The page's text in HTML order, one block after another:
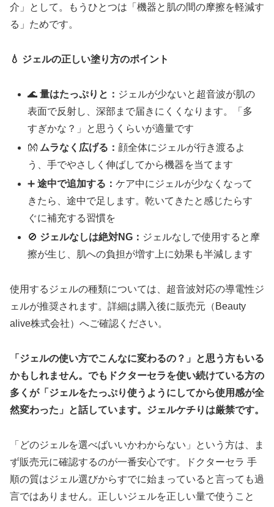
介」として。もうひとつは「機器と肌の間の摩擦を軽減す
る」ためです。
💧 ジェルの正しい塗り方のポイント
🌊量はたっぷりと： ジェルが少ないと超音波が肌の
表面で反射し、深部まで届きにくくなります。「多
すぎかな？」と思うくらいが適量です
👐 ムラなく広げる： 顔全体にジェルが行き渡るよ
う、手でやさしく伸ばしてから機器を当てます
➕途中で追加する：ケア中にジェルが少なくなって
きたら、途中で足します。乾いてきたと感じたらす
ぐに補充する習慣を
🚫 ジェルなしは絶対NG： ジェルなしで使用すると摩
擦が生じ、肌への負担が増す上に効果も半減します
使用するジェルの種類については、超音波対応の導電性ジ
ェルが推奨されます。詳細は購入後に販売元（Beauty
alive株式会社）へご確認ください。
「ジェルの使い方でこんなに変わるの？」と思う方もいる
かもしれません。でもドクターセラを使い続けている方の
多くが「ジェルをたっぷり使うようにしてから使用感が全
然変わった」と話しています。ジェルケチりは厳禁です。
「どのジェルを選べばいいかわからない」という方は、ま
ず販売元に確認するのが一番安心です。ドクターセラ 手
順の質はジェル選びからすでに始まっていると言っても過
言ではありません。正しいジェルを正しい量で使うこと